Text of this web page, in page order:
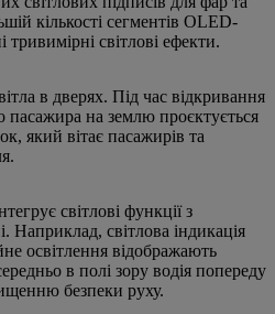
кількості сегментів OLED-
тривимірні світлові ефекти.
в дверях. Під час відкривання
пасажира на землю проєктується
який вітає пасажирів та
світлові функції з
Наприклад, світлова індикація
освітлення відображають
в полі зору водія попереду
безпеки руху.